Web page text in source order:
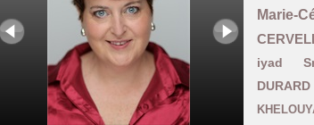
Marie-
iyad
DURARD